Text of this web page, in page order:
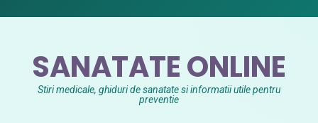
SANATATE ONLINE
Stiri medicale, ghiduri de sanatate si informatii utile pentru
preventie